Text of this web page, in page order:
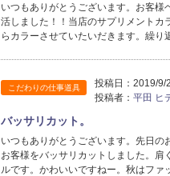
いつもありがとうございます。お客様
活しました！！当店のサプリメントカ
らカラーさせていたいだきます。繰り
こだわりの仕事道具 投稿日： 2019/9/
投稿者： 平田 ヒ
バッサリカット。
いつもありがとうございます。先日の
お客様をバッサリカットしました。肩
ルです。かわいいですねー。秋はファ